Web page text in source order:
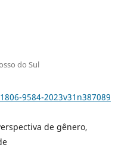
do Sul
9584-2023v31n387089
de gênero,